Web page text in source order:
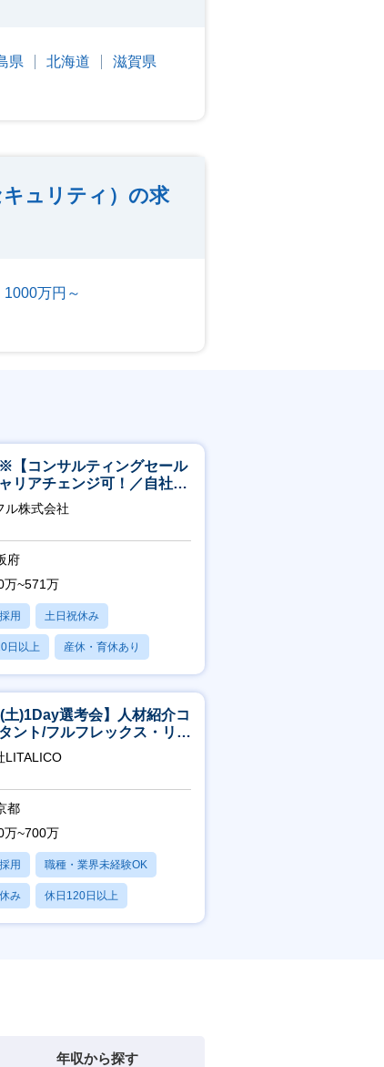
県 北海道
滋賀県
ュリティ）の求
1000万円～
【コンサルティングセール
リアチェンジ可！／自社サ
シェアフル』の営業
ル株式会社
府
万~571万
用 土日祝休み
日以上 産休・育休あり
土)1Day選考会】人材紹介コ
ント/フルフレックス・リモ
最長6年取得可
LITALICO
都
万~700万
用 職種・業界未経験OK
み 休日120日以上
休あり
年収から探す